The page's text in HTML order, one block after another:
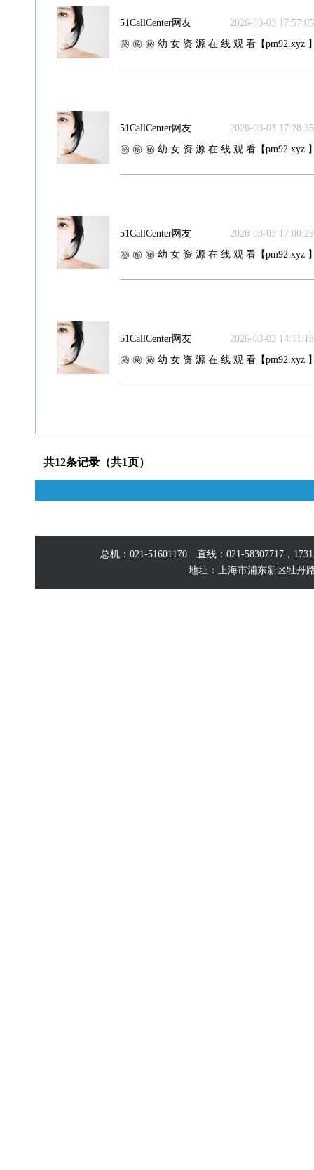
51CallCenter网友
2026-03-03 17:57:05
㊙️ ㊙️ ㊙️ 幼 女 资 源 在 线 观 看【pm92.xyz
51CallCenter网友
2026-03-03 17:28:35
㊙️ ㊙️ ㊙️ 幼 女 资 源 在 线 观 看【pm92.xyz
51CallCenter网友
2026-03-03 17:00:29
㊙️ ㊙️ ㊙️ 幼 女 资 源 在 线 观 看【pm92.xyz
51CallCenter网友
2026-03-03 14:11:18
㊙️ ㊙️ ㊙️ 幼 女 资 源 在 线 观 看【pm92.xyz
共12条记录（共1页）
总机：021-51601170 直线：021-58307717，
地址：上海市浦东新区牡丹